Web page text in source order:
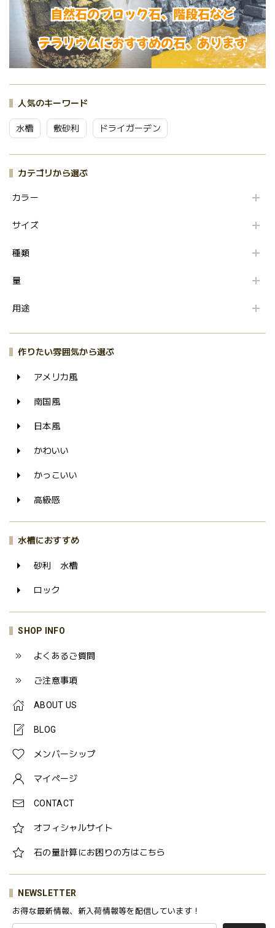
人気のキーワード
水槽 敷砂利 ドライガーデン
カテゴリから選ぶ
カラー
サイズ
種類
量
用途
作りたい雰囲気から選ぶ
アメリカ風
南国風
日本風
かわいい
かっこいい
高級感
水槽におすすめ
砂利 水槽
ロック
SHOP INFO
よくあるご質問
ご注意事項
ABOUT US
BLOG
メンバーシップ
マイページ
CONTACT
オフィシャルサイト
石の量計算にお困りの方はこちら
NEWSLETTER
お得な最新情報、新入荷情報等を配信しています！